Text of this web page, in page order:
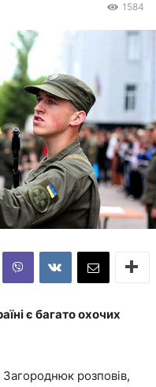
1584
є багато охочих
розповів,